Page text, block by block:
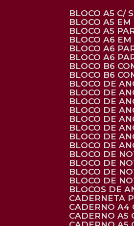
BLOCO A5 C/
BLOCO A5
BLOCO A5
BLOCO A6
BLOCO A6
BLOCO A6
BLOCO B6
BLOCO B6
BLOCO DE
BLOCO DE
BLOCO DE
BLOCO DE
BLOCO DE
BLOCO DE
BLOCO DE
BLOCO DE
BLOCO DE
BLOCO DE
BLOCO DE
BLOCO DE
BLOCOS DE
CADERNETA
CADERNO
CADERNO